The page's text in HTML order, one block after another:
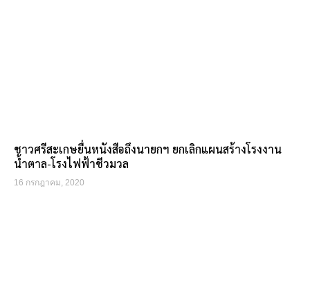
ชาวศรีสะเกษยื่นหนังสือถึงนายกฯ ยกเลิกแผนสร้างโรงงาน
น้ำตาล-โรงไฟฟ้าชีวมวล
16 กรกฎาคม, 2020